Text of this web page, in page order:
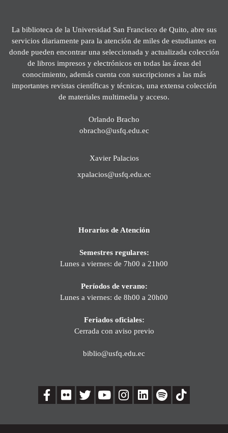
La biblioteca de la Universidad San Francisco de Quito, abre sus
servicios diariamente para la atención de miles de estudiantes en
donde pueden encontrar una seleccionada y actualizada colección
de libros impresos y electrónicos en todas las áreas del
conocimiento, además cuenta con suscripciones a las más
importantes revistas científicas y técnicas, una extensa colección
de materiales multimedia y acceso.
Orlando Bracho
obracho@usfq.edu.ec
Xavier Palacios
xpalacios@usfq.edu.ec
Horarios de Atención
Semestres regulares:
Lunes a viernes: de 7h00 a 21h00
Períodos de verano:
Lunes a viernes: de 8h00 a 20h00
Feriados oficiales:
Cerrada con aviso previo
biblio@usfq.edu.ec